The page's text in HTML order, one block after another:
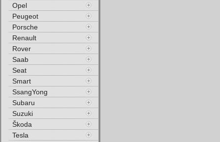
Opel
Peugeot
Porsche
Renault
Rover
Saab
Seat
Smart
SsangYong
Subaru
Suzuki
Škoda
Tesla